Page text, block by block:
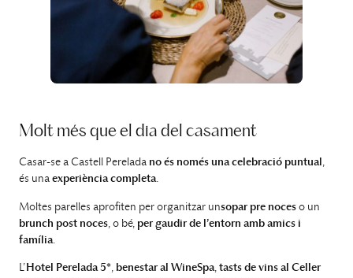
Molt més que el dia del casament
Casar-se a Castell Perelada no és només una celebració puntual ,
és una experiència completa.
Moltes parelles aprofiten per organitzar unsopar pre noces o un
brunch post noces , o bé, per gaudir de l’entorn amb amics i
família
L’ Hotel Perelada 5*, benestar al WineSpa, tasts de vins al Celler